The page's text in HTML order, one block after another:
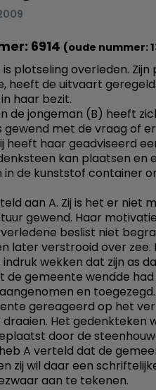
6914 (oude nummer:
is plotseling overleden.
heeft de uitvaart
haar bezit.
de jongeman (B) heeft
met de vraag of
heeft haar geadviseerd
kan plaatsen en
de kunststof container
aan A. Zij is het er niet
gewend. Haar
beslist niet
later verstrooid over zee.
wekken dat zijn as
de gemeente wendde
en
gereageerd op het
Het gedenkteken
door de
A verteld dat de
zij wil daar een
aan te tekenen.